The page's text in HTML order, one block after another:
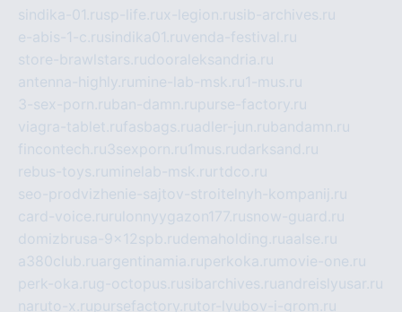
sindika-01.rusp-life.rux-legion.rusib-archives.ru
e-abis-1-c.rusindika01.ruvenda-festival.ru
store-brawlstars.rudooraleksandria.ru
antenna-highly.ru mine-lab-msk.ru1-mus.ru
3-sex-porn.ruban-damn.rupurse-factory.ru
viagra-tablet.rufasbags.ruadler-jun.rubandamn.ru
fincontech.ru3sexporn.ru1mus.rudarksand.ru
rebus-toys.ru minelab-msk.ru rtdco.ru
seo-prodvizhenie-sajtov-stroitelnyh-kompanij.ru
card-voice.ru rulonnyygazon177.rusnow-guard.ru
domizbrusa-9x12spb.rudemaholding.ruaalse.ru
a380club.ruargentinamia.ruperkoka.ru movie-one.ru
perk-oka.rug-octopus.rusibarchives.ruandreislyusar.ru
naruto-x.rupursefactory.rutor-lyubov-i-grom.ru